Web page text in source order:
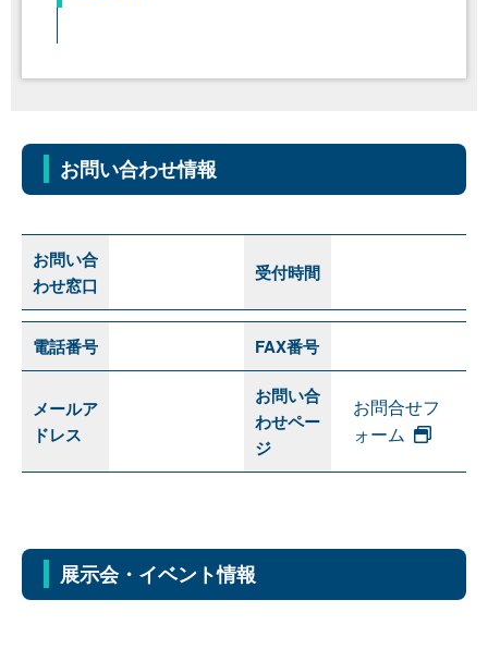
お問い合わせ情報
お問い合
わせ窓口
受付時間
電話番号 FAX番号
メールア
ドレス
お問い合
わせペー
ジ
お問合せフ
ォーム
展示会・イベント情報